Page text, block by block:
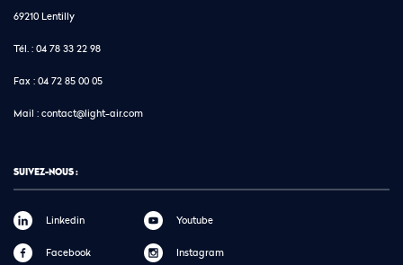
69210 Lentilly
Tél. : 04 78 33 22 98
Fax : 04 72 85 00 05
Mail : contact@light-air.com
SUIVEZ-NOUS :
Linkedin
Facebook
Youtube
Instagram